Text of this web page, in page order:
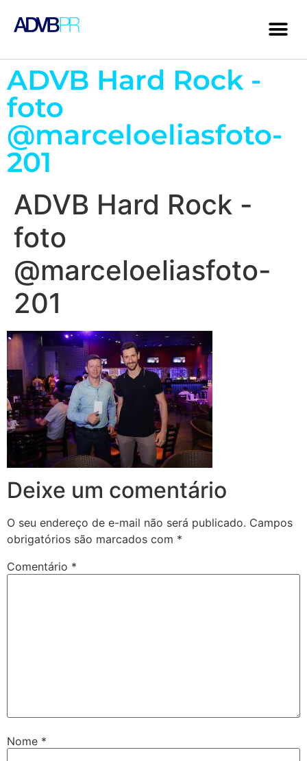
ADVB Hard Rock -
foto
@marceloeliasfoto-
201
ADVB Hard Rock -
foto
@marceloeliasfoto-
201
Deixe um comentário
O seu endereço de e-mail não será publicado. Campos
obrigatórios são marcados com *
Comentário *
Nome *